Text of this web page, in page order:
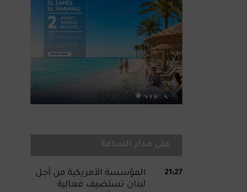
21:27
المؤسسة الأمريكية من أجل
لبنان تستضيف فعالية